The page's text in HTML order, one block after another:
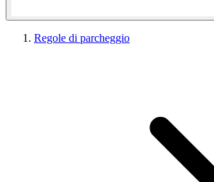
Regole di parcheggio